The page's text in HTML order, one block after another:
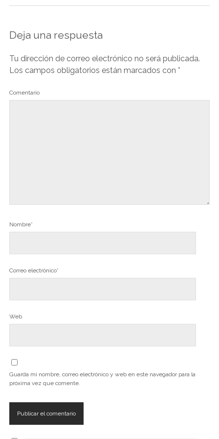
Deja una respuesta
Tu dirección de correo electrónico no será publicada.
Los campos obligatorios están marcados con *
Comentario
Nombre*
Correo electrónico*
Web
Guarda mi nombre, correo electrónico y web en este navegador para la
próxima vez que comente.